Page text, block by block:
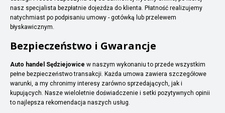
nasz specjalista bezpłatnie dojeżdża do klienta. Płatność realizujemy
natychmiast po podpisaniu umowy - gotówką lub przelewem
błyskawicznym.
Bezpieczeństwo i Gwarancje
Auto handel Sędziejowice w naszym wykonaniu to przede wszystkim
pełne bezpieczeństwo transakcji. Każda umowa zawiera szczegółowe
warunki, a my chronimy interesy zarówno sprzedających, jak i
kupujących. Nasze wieloletnie doświadczenie i setki pozytywnych opinii
to najlepsza rekomendacja naszych usług.